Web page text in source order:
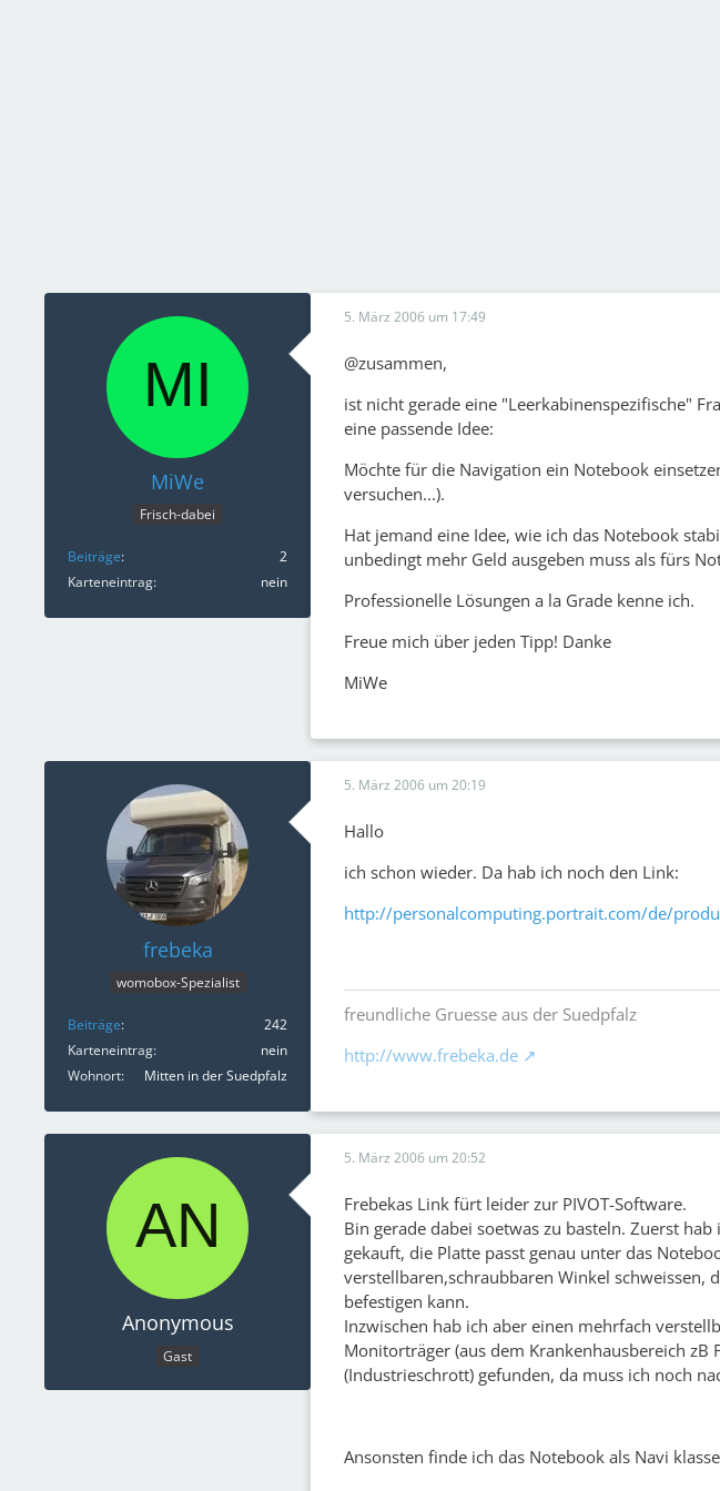
MiWe
Frisch-dabei
Beiträge
2
Karteneintrag
nein
5. März 2006 um 17:49
@zusammen,
ist nicht gerade eine "Leerkabinenspezifische"
eine passende Idee:
Möchte für die Navigation ein Notebook
versuchen...).
Hat jemand eine Idee, wie ich das Notebook
unbedingt mehr Geld ausgeben muss als fürs
Professionelle Lösungen a la Grade kenne ich.
Freue mich über jeden Tipp! Danke
MiWe
frebeka
womobox-Spezialist
Beiträge
242
Karteneintrag
nein
Wohnort
Mitten in der Suedpfalz
5. März 2006 um 20:19
Hallo
ich schon wieder. Da hab ich noch den Link:
http://personalcomputing.portrait.com/de/
freundliche Gruesse aus der Suedpfalz
http://www.frebeka.de
Anonymous
Gast
5. März 2006 um 20:52
Frebekas Link fürt leider zur PIVOT-Software.
Bin gerade dabei soetwas zu basteln. Zuerst
gekauft, die Platte passt genau unter das
verstellbaren,schraubbaren Winkel schweissen,
befestigen kann.
Inzwischen hab ich aber einen mehrfach
Monitorträger (aus dem Krankenhausbereich zB
(Industrieschrott) gefunden, da muss ich noch
Ansonsten finde ich das Notebook als Navi